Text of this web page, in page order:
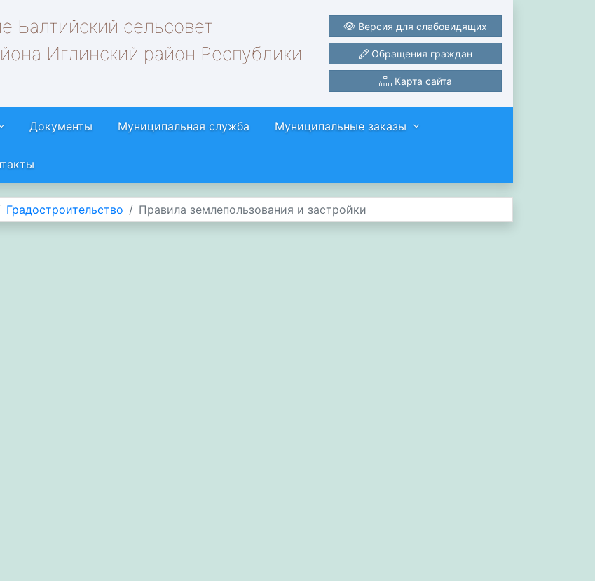
Балтийский сельсовет
Иглинский район Республики
Версия для слабовидящих
Обращения граждан
Карта сайта
Документы Муниципальная служба Муниципальные заказы
Градостроительство Правила землепользования и застройки